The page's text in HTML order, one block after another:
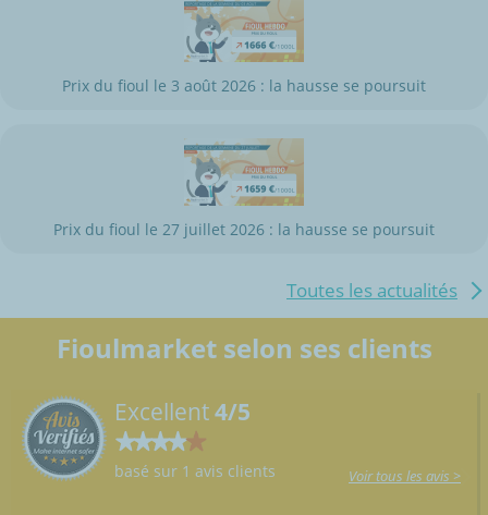
Prix du fioul le 3 août 2026 : la hausse se poursuit
Prix du fioul le 27 juillet 2026 : la hausse se poursuit
Toutes les actualités
Fioulmarket selon ses clients
Excellent4/5
basé sur 1 avis clients Voir tous les avis >